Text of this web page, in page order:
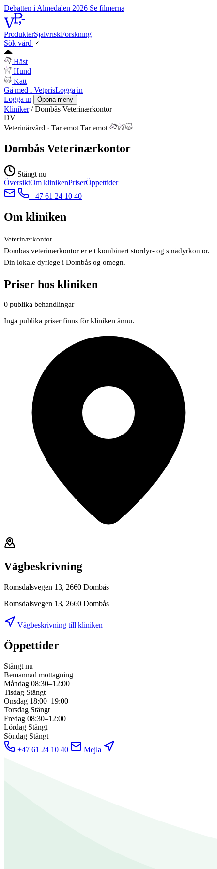
Debatten i Almedalen 2026 Se filmerna
ProdukterSjälvriskForskning
Sök vård
Häst
Hund
Katt
Gå med i VetprisLogga in
Logga in
Öppna meny
Kliniker / Dombås Veterinærkontor
DV
Veterinärvård · Tar emot Tar emot
Dombås Veterinærkontor
Stängt nu
ÖversiktOm klinikenPriserÖppettider
+47 61 24 10 40
Om kliniken
Veterinærkontor
Dombås veterinærkontor er eit kombinert stordyr- og smådyrkontor.
Din lokale dyrlege i Dombås og omegn.
Priser hos kliniken
0 publika behandlingar
Inga publika priser finns för kliniken ännu.
Vägbeskrivning
Romsdalsvegen 13, 2660 Dombås
Romsdalsvegen 13, 2660 Dombås
Vägbeskrivning till kliniken
Öppettider
Stängt nu
Bemannad mottagning
Måndag 08:30–12:00
Tisdag Stängt
Onsdag 18:00–19:00
Torsdag Stängt
Fredag 08:30–12:00
Lördag Stängt
Söndag Stängt
+47 61 24 10 40
Mejla